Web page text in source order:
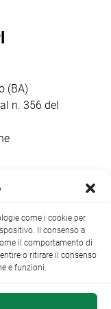
dai 5
(BA)
n. 356 del
Contatti|
come i cookie per
Il consenso a
il comportamento di
o ritirare il consenso
e funzioni.